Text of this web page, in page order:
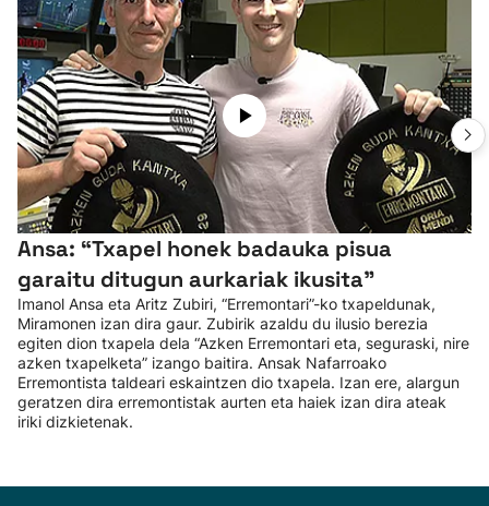
Ansa: “Txapel honek badauka pisua
garaitu ditugun aurkariak ikusita”
Imanol Ansa eta Aritz Zubiri, “Erremontari”-ko txapeldunak,
Miramonen izan dira gaur. Zubirik azaldu du ilusio berezia
egiten dion txapela dela “Azken Erremontari eta, seguraski, nire
azken txapelketa” izango baitira. Ansak Nafarroako
Erremontista taldeari eskaintzen dio txapela. Izan ere, alargun
geratzen dira erremontistak aurten eta haiek izan dira ateak
iriki dizkietenak.